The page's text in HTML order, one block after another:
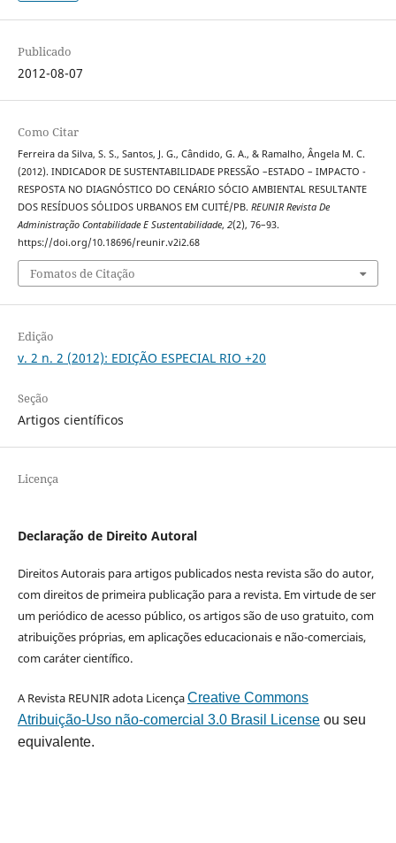
Publicado
2012-08-07
Como Citar
Ferreira da Silva, S. S., Santos, J. G., Cândido, G. A., & Ramalho, Ângela M. C.
(2012). INDICADOR DE SUSTENTABILIDADE PRESSÃO –ESTADO – IMPACTO -
RESPOSTA NO DIAGNÓSTICO DO CENÁRIO SÓCIO AMBIENTAL RESULTANTE
DOS RESÍDUOS SÓLIDOS URBANOS EM CUITÉ/PB. REUNIR Revista De
Administração Contabilidade E Sustentabilidade, 2(2), 76–93.
https://doi.org/10.18696/reunir.v2i2.68
Fomatos de Citação
Edição
v. 2 n. 2 (2012): EDIÇÃO ESPECIAL RIO +20
Seção
Artigos científicos
Licença
Declaração de Direito Autoral
Direitos Autorais para artigos publicados nesta revista são do autor,
com direitos de primeira publicação para a revista. Em virtude de ser
um periódico de acesso público, os artigos são de uso gratuito, com
atribuições próprias, em aplicações educacionais e não-comerciais,
com caráter científico.
A Revista REUNIR adota LicençaCreative Commons
Atribuição-Uso não-comercial 3.0 Brasil Licenseou seu
equivalente.